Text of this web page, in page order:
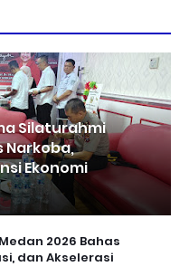
Silaturahmi
Narkoba,
Ekonomi
2026 Bahas
dan Akselerasi